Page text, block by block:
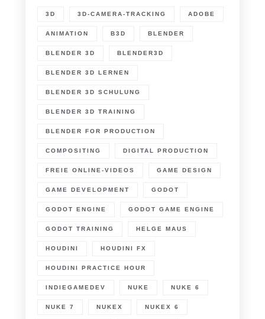
3D 3D-CAMERA-TRACKING ADOBE
ANIMATION B3D BLENDER
BLENDER 3D BLENDER3D
BLENDER 3D LERNEN
BLENDER 3D SCHULUNG
BLENDER 3D TRAINING
BLENDER FOR PRODUCTION
COMPOSITING DIGITAL PRODUCTION
FREIE ONLINE-VIDEOS GAME DESIGN
GAME DEVELOPMENT GODOT
GODOT ENGINE GODOT GAME ENGINE
GODOT TRAINING HELGE MAUS
HOUDINI HOUDINI FX
HOUDINI PRACTICE HOUR
INDIEGAMEDEV NUKE NUKE 6
NUKE 7 NUKEX NUKEX 6